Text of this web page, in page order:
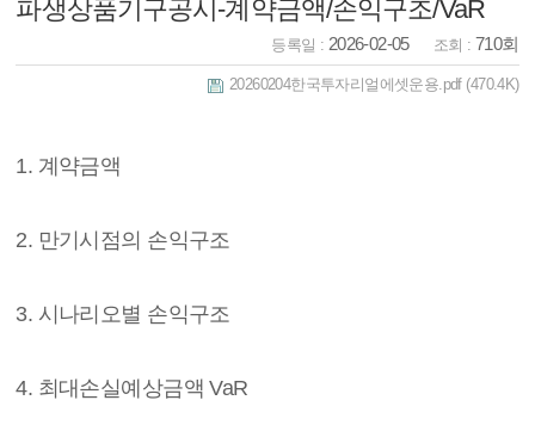
파생상품기구공시-계약금액/손익구조/VaR
등록일 : 2026-02-05 조회 : 710회
20260204한국투자리얼에셋운용.pdf(470.4K)
1. 계약금액
2. 만기시점의 손익구조
3. 시나리오별 손익구조
4. 최대손실예상금액 VaR